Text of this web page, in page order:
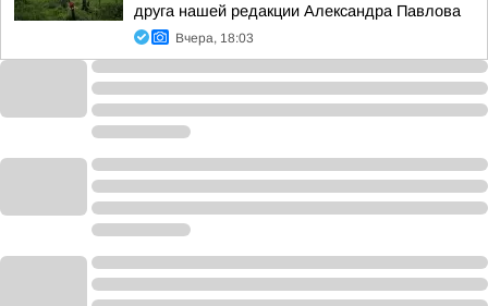
друга нашей редакции Александра Павлова
Вчера, 18:03